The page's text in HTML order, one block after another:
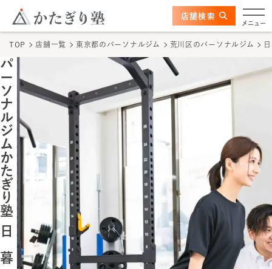
このページの本文へ
メニュー
日暮里店
かたぎり塾の特長
トレーナー
料金
体験の流れ
店舗検索
かたぎり塾について
TOPページ
TOP 店舗一覧 東京都 のパーソナルジム 荒川区 のパーソナルジム
パ
ー
ソ
ナ
ル
ジ
ム
か
た
ぎ
り
塾
日
暮